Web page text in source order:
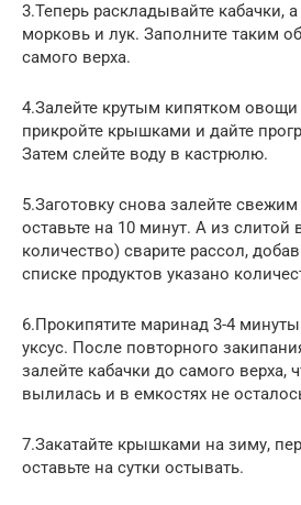
3.Теперь раскладывайте кабачки,
морковь и лук. Заполните таким
самого верха.
4.Залейте крутым кипятком
прикройте крышками и дайте
Затем слейте воду в кастрюлю.
5.Заготовку снова залейте
оставьте на 10 минут. А из слитой
количество) сварите рассол,
списке продуктов указано
6.Прокипятите маринад 3-4
уксус. После повторного
залейте кабачки до самого верха,
вылилась и в емкостях не
7.Закатайте крышками на зиму,
оставьте на сутки остывать.